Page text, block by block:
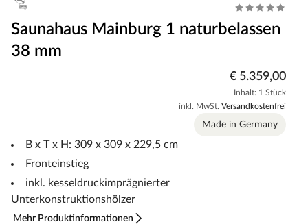
Saunahaus Mainburg 1 naturbelassen
38 mm
€ 5.359,00
Inhalt: 1 Stück
inkl. MwSt. Versandkostenfrei
Made in Germany
B x T x H: 309 x 309 x 229,5 cm
Fronteinstieg
inkl. kesseldruckimprägnierter
Unterkonstruktionshölzer
Mehr Produktinformationen